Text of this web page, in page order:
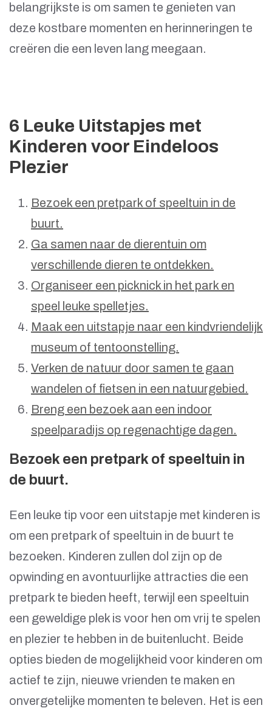
belangrijkste is om samen te genieten van
deze kostbare momenten en herinneringen te
creëren die een leven lang meegaan.
6 Leuke Uitstapjes met
Kinderen voor Eindeloos
Plezier
Bezoek een pretpark of speeltuin in de
buurt.
Ga samen naar de dierentuin om
verschillende dieren te ontdekken.
Organiseer een picknick in het park en
speel leuke spelletjes.
Maak een uitstapje naar een kindvriendelijk
museum of tentoonstelling.
Verken de natuur door samen te gaan
wandelen of fietsen in een natuurgebied.
Breng een bezoek aan een indoor
speelparadijs op regenachtige dagen.
Bezoek een pretpark of speeltuin in
de buurt.
Een leuke tip voor een uitstapje met kinderen is
om een pretpark of speeltuin in de buurt te
bezoeken. Kinderen zullen dol zijn op de
opwinding en avontuurlijke attracties die een
pretpark te bieden heeft, terwijl een speeltuin
een geweldige plek is voor hen om vrij te spelen
en plezier te hebben in de buitenlucht. Beide
opties bieden de mogelijkheid voor kinderen om
actief te zijn, nieuwe vrienden te maken en
onvergetelijke momenten te beleven. Het is een